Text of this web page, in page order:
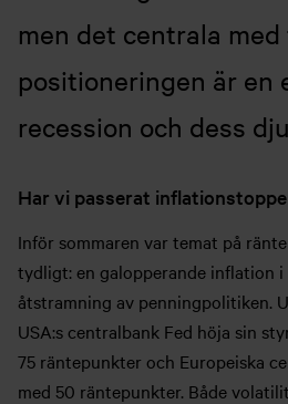
men det centrala med
positioneringen är en
recession och dess
Har vi passerat
Inför sommaren var temat på
tydligt: en galopperande inflation
åtstramning av penningpolitiken.
USA:s centralbank Fed höja sin
75 räntepunkter och Europeiska
med 50 räntepunkter. Både